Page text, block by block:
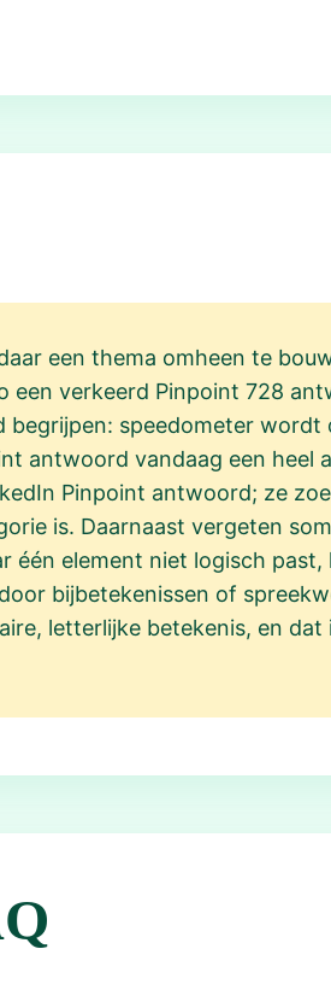
een thema omheen te
een verkeerd Pinpoint 728
speedometer wordt
antwoord vandaag een heel
Pinpoint antwoord; ze
is. Daarnaast vergeten
één element niet logisch
bijbetekenissen of
letterlijke betekenis, en dat